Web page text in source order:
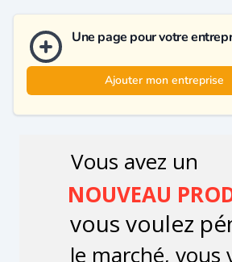
Une page pour votre
Ajouter mon entreprise